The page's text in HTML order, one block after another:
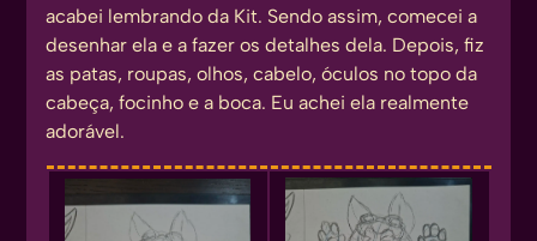
acabei lembrando da Kit. Sendo assim, comecei a
desenhar ela e a fazer os detalhes dela. Depois, fiz
as patas, roupas, olhos, cabelo, óculos no topo da
cabeça, focinho e a boca. Eu achei ela realmente
adorável.